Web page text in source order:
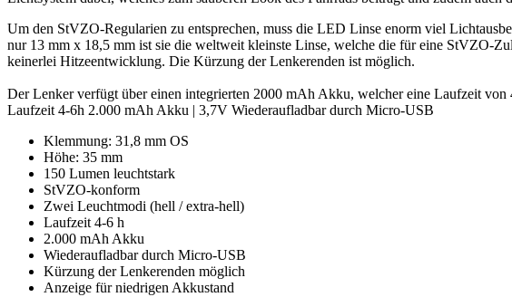
Um den StVZO-Regularien zu entsprechen, muss die LED Linse enorm viel
nur 13 mm x 18,5 mm ist sie die weltweit kleinste Linse, welche die für eine StVZO-
keinerlei Hitzeentwicklung. Die Kürzung der Lenkerenden ist möglich.
Der Lenker verfügt über einen integrierten 2000 mAh Akku, welcher eine Laufzeit
Laufzeit 4-6h 2.000 mAh Akku | 3,7V Wiederaufladbar durch Micro-USB
Klemmung: 31,8 mm OS
Höhe: 35 mm
150 Lumen leuchtstark
StVZO-konform
Zwei Leuchtmodi (hell / extra-hell)
Laufzeit 4-6 h
2.000 mAh Akku
Wiederaufladbar durch Micro-USB
Kürzung der Lenkerenden möglich
Anzeige für niedrigen Akkustand